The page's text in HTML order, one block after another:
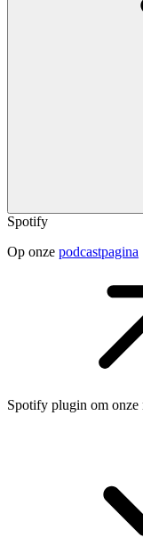
Spotify
Op onze podcastpagina
Spotify plugin om onze